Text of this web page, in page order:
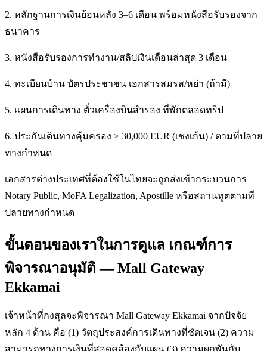
2. หลักฐานการเงินย้อนหลัง 3–6 เดือน พร้อมหนังสือรับรองจาก
ธนาคาร
3. หนังสือรับรองการทำงาน/สลิปเงินเดือนล่าสุด 3 เดือน
4. ทะเบียนบ้าน บัตรประชาชน เอกสารสมรส/หย่า (ถ้ามี)
5. แผนการเดินทาง ตั๋วเครื่องบินสำรอง ที่พักตลอดทริป
6. ประกันเดินทางคุ้มครอง ≥ 30,000 EUR (เชงเก้น) / ตามที่ปลาย
ทางกำหนด
เอกสารต่างประเทศที่ต้องใช้ในไทยจะถูกส่งเข้ากระบวนการ
Notary Public, MoFA Legalization, Apostille หรือสถานทูตตามที่
ปลายทางกำหนด
ขั้นตอนของเราในการดูแล เกณฑ์การ
พิจารณาอนุมัติ — Mall Gateway
Ekkamai
เจ้าหน้าที่กงสุลจะพิจารณา Mall Gateway Ekkamai จากปัจจัย
หลัก 4 ด้าน คือ (1) วัตถุประสงค์การเดินทางที่ชัดเจน (2) ความ